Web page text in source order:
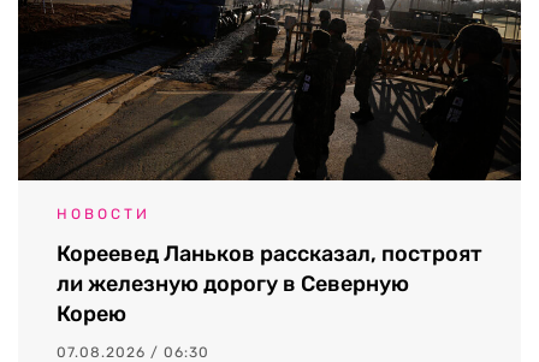
НОВОСТИ
Кореевед Ланьков рассказал, построят
ли железную дорогу в Северную
Корею
07.08.2026 / 06:30